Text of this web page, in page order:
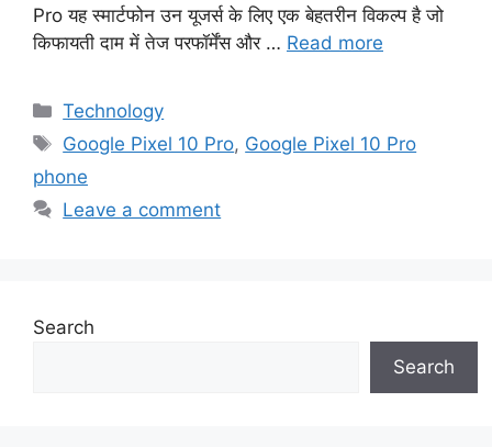
Pro यह स्मार्टफोन उन यूजर्स के लिए एक बेहतरीन विकल्प है जो
किफायती दाम में तेज परफॉर्मेंस और … Read more
Categories
Technology
Tags
Google Pixel 10 Pro, Google Pixel 10 Pro
phone
Leave a comment
Search
Search